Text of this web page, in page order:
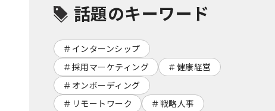
話題のキーワード
インターンシップ
採用マーケティング
健康経営
オンボーディング
リモートワーク
戦略人事